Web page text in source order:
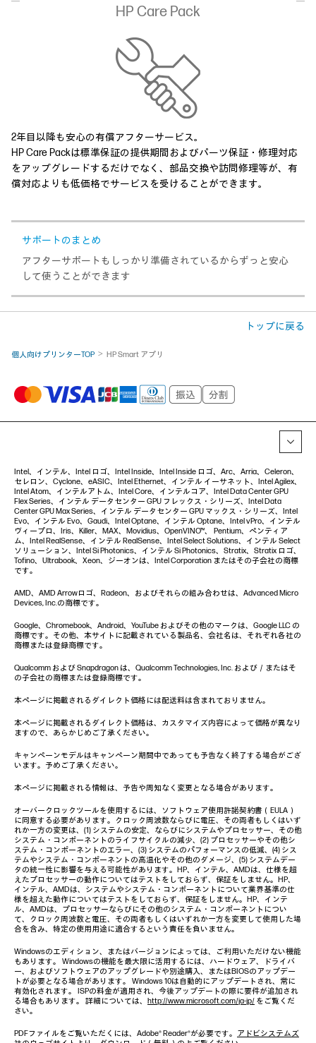
HP Care Pack
2年目以降も安心の有償アフターサービス。
HP Care Packは標準保証の提供期間およびパーツ保証・修理対応
をアップグレードするだけでなく、部品交換や訪問修理等が、有
償対応よりも低価格でサービスを受けることができます。
サポートのまとめ
アフターサポートもしっかり準備されているからずっと安心
して使うことができます
トップに戻る
個人向けプリンターTOP HP Smart アプリ
Intel、インテル、Intel ロゴ、Intel Inside、Intel Inside ロゴ、Arc、Arria、Celeron、
セレロン、Cyclone、eASIC、Intel Ethernet、インテル イーサネット、Intel Agilex、
Intel Atom、インテルアトム、Intel Core、インテルコア、Intel Data Center GPU
Flex Series、インテル データセンター GPU フレックス・シリーズ、Intel Data
Center GPU Max Series、インテル データセンター GPU マックス・シリーズ、Intel
Evo、インテル Evo、Gaudi、Intel Optane、インテル Optane、Intel vPro、インテル
ヴィープロ、Iris、Killer、MAX、Movidius、OpenVINO™、 Pentium、ペンティア
ム、Intel RealSense、インテル RealSense、Intel Select Solutions、インテル Select
ソリューション、Intel Si Photonics、インテル Si Photonics、Stratix、Stratix ロゴ、
Tofino、Ultrabook、Xeon、ジーオンは、Intel Corporation またはその子会社の商標
です。
AMD、AMD Arrowロゴ、Radeon、およびそれらの組み合わせは、Advanced Micro
Devices, Inc.の商標です。
Google、Chromebook、Android、YouTube およびその他のマークは、Google LLC の
商標です。その他、本サイトに記載されている製品名、会社名は、それぞれ各社の
商標または登録商標です。
Qualcomm および Snapdragon は、Qualcomm Technologies, Inc. および／またはそ
の子会社の商標または登録商標です。
本ページに掲載されるダイレクト価格には配送料は含まれておりません。
本ページに掲載されるダイレクト価格は、カスタマイズ内容によって価格が異なり
ますので、あらかじめご了承ください。
キャンペーンモデルはキャンペーン期間中であっても予告なく終了する場合がござ
います。予めご了承ください。
本ページに掲載される情報は、予告や周知なく変更となる場合があります。
オーバークロックツールを使用するには、ソフトウェア使用許諾契約書（EULA）
に同意する必要があります。クロック周波数ならびに電圧、その両者もしくはいず
れか一方の変更は、(1) システムの安定、ならびにシステムやプロセッサー、その他
システム・コンポーネントのライフサイクルの減少、(2) プロセッサーやその他シ
ステム・コンポーネントのエラー、(3) システムのパフォーマンスの低減、(4) シス
テムやシステム・コンポーネントの高温化やその他のダメージ、(5) システムデー
タの統一性に影響を与える可能性があります。HP、インテル、AMDは、仕様を超
えたプロセッサーの動作についてはテストをしておらず、保証をしません。HP、
インテル、AMDは、システムやシステム・コンポーネントについて業界基準の仕
様を超えた動作についてはテストをしておらず、保証をしません。HP、インテ
ル、AMDは、プロセッサーならびにその他のシステム・コンポーネントについ
て、クロック周波数と電圧、その両者もしくはいずれか一方を変更して使用した場
合を含み、特定の使用用途に適合するという責任を負いません。
Windowsのエディション、またはバージョンによっては、ご利用いただけない機能
もあります。 Windowsの機能を最大限に活用するには、ハードウェア、ドライバ
ー、およびソフトウェアのアップグレードや別途購入、またはBIOSのアップデー
トが必要となる場合があります。 Windows 10は自動的にアップデートされ、常に
有効化されます。 ISPの料金が適用され、今後アップデートの際に要件が追加され
る場合もあります。 詳細については、 http://www.microsoft.com/ja-jp/ をご覧くだ
さい。
PDFファイルをご覧いただくには、Adobe® Reader®が必要です。 アドビシステムズ